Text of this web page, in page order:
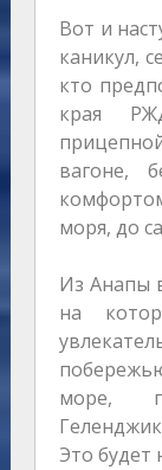
Вот и
каникул,
кто
края
вагоне,
моря, до
Из Анапы
на
море,
Это будет